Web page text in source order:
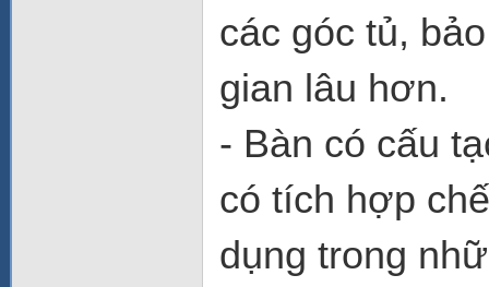
các góc tủ,
gian lâu hơn.
- Bàn có cấu
có tích hợp
dụng trong